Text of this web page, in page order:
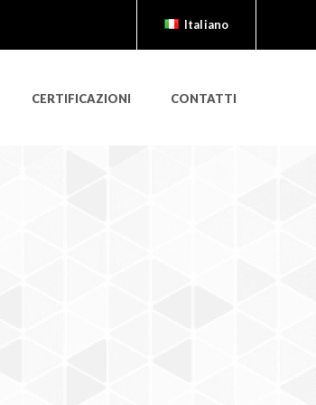
Italiano
Italiano
CERTIFICAZIONI CONTATTI